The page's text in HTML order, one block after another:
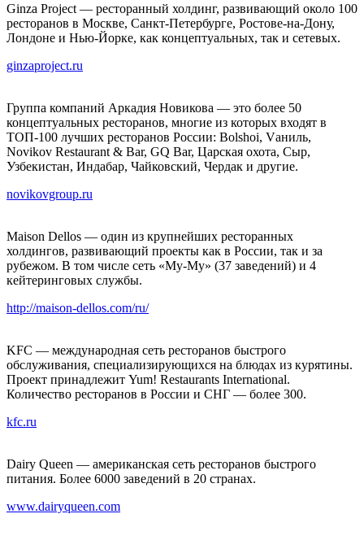
Ginza Project — ресторанный холдинг, развивающий около 100
ресторанов в Москве, Санкт-Петербурге, Ростове-на-Дону,
Лондоне и Нью-Йорке, как концептуальных, так и сетевых.
ginzaproject.ru
Группа компаний Аркадия Новикова — это более 50
концептуальных ресторанов, многие из которых входят в
ТОП-100 лучших ресторанов России: Bolshoi, Vаниль,
Novikov Restaurant & Bar, GQ Bar, Царская охота, Сыр,
Узбекистан, Индабар, Чайковский, Чердак и другие.
novikovgroup.ru
Maison Dellos — один из крупнейших ресторанных
холдингов, развивающий проекты как в России, так и за
рубежом. В том числе сеть «Му-Му» (37 заведений) и 4
кейтеринговых службы.
http://maison-dellos.com/ru/
KFC — международная сеть ресторанов быстрого
обслуживания, специализирующихся на блюдах из курятины.
Проект принадлежит Yum! Restaurants International.
Количество ресторанов в России и СНГ — более 300.
kfc.ru
Dairy Queen — американская сеть ресторанов быстрого
питания. Более 6000 заведений в 20 странах.
www.dairyqueen.com